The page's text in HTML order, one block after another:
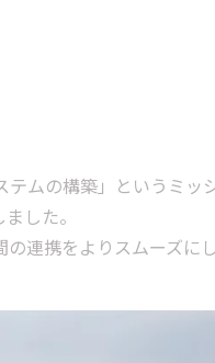
ムの構築」というミッ
した。
連携をよりスムーズに